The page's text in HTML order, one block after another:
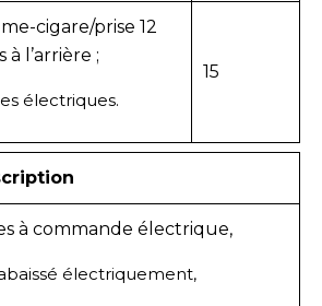
cigare/prise 12
à l’arrière ;
électriques.
15
à commande électrique,
électriquement,